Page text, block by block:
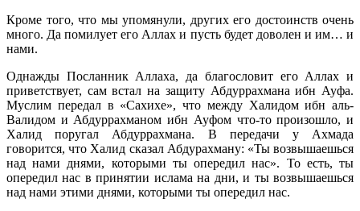
Кроме того, что мы упомянули, других его достоинств очень
много. Да помилует его Аллах и пусть будет доволен и им… и
нами.
Однажды Посланник Аллаха, да благословит его Аллах и
приветствует, сам встал на защиту Абдуррахмана ибн Ауфа.
Муслим передал в «Сахихе», что между Халидом ибн аль-
Валидом и Абдуррахманом ибн Ауфом что-то произошло, и
Халид поругал Абдуррахмана. В передачи у Ахмада
говорится, что Халид сказал Абдурахману: «Ты возвышаешься
над нами днями, которыми ты опередил нас». То есть, ты
опередил нас в принятии ислама на дни, и ты возвышаешься
над нами этими днями, которыми ты опередил нас.